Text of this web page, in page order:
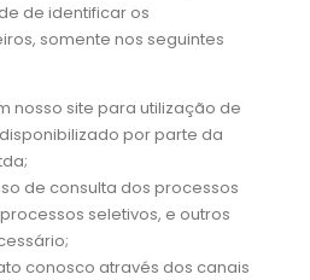
de identificar os
somente nos seguintes
nosso site para utilização de
por parte da
de consulta dos processos
seletivos, e outros
conosco através dos canais